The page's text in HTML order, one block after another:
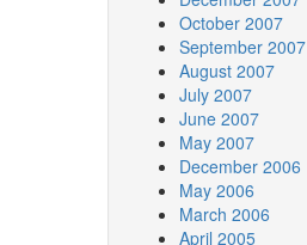
October 2007
September 2007
August 2007
July 2007
June 2007
May 2007
December 2006
May 2006
March 2006
April 2005